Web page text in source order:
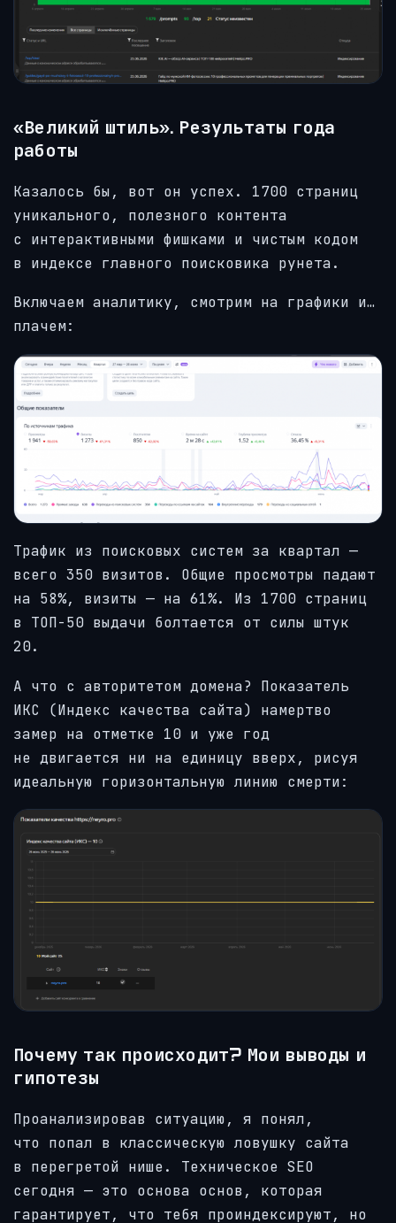
«Великий штиль». Результаты года
работы
Казалось бы, вот он успех. 1700 страниц
уникального, полезного контента
с интерактивными фишками и чистым кодом
в индексе главного поисковика рунета.
Включаем аналитику, смотрим на графики и…
плачем:
Трафик из поисковых систем за квартал —
всего 350 визитов. Общие просмотры падают
на 58%, визиты — на 61%. Из 1700 страниц
в ТОП-50 выдачи болтается от силы штук
20.
А что с авторитетом домена? Показатель
ИКС (Индекс качества сайта) намертво
замер на отметке 10 и уже год
не двигается ни на единицу вверх, рисуя
идеальную горизонтальную линию смерти:
Почему так происходит? Мои выводы и
гипотезы
Проанализировав ситуацию, я понял,
что попал в классическую ловушку сайта
в перегретой нише. Техническое SEO
сегодня — это основа основ, которая
гарантирует, что тебя проиндексируют, но